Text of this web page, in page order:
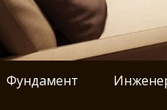
Фундамент